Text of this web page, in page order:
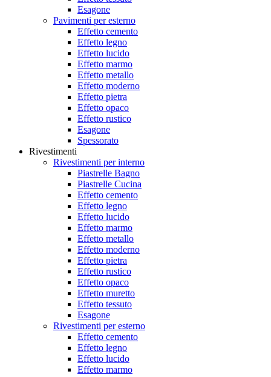
Esagone
Pavimenti per esterno
Effetto cemento
Effetto legno
Effetto lucido
Effetto marmo
Effetto metallo
Effetto moderno
Effetto pietra
Effetto opaco
Effetto rustico
Esagone
Spessorato
Rivestimenti
Rivestimenti per interno
Piastrelle Bagno
Piastrelle Cucina
Effetto cemento
Effetto legno
Effetto lucido
Effetto marmo
Effetto metallo
Effetto moderno
Effetto pietra
Effetto rustico
Effetto opaco
Effetto muretto
Effetto tessuto
Esagone
Rivestimenti per esterno
Effetto cemento
Effetto legno
Effetto lucido
Effetto marmo